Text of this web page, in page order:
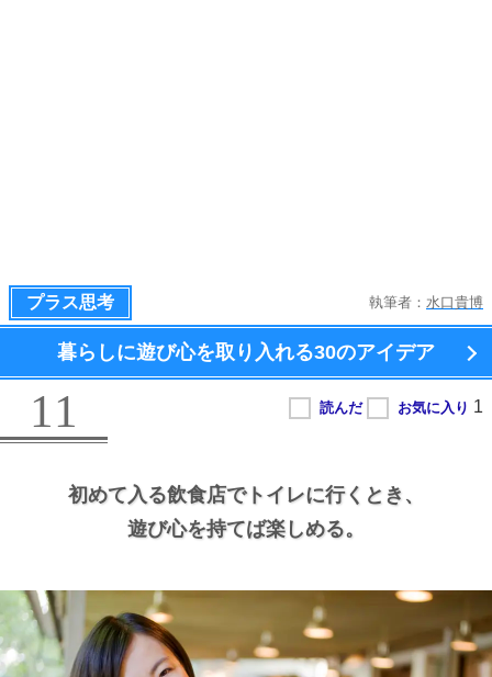
プラス思考 執筆者： 水口貴博
暮らしに遊び心を取り入れる30のアイデア
11
初めて入る飲食店でトイレに行くとき、
遊び心を持てば楽しめる。